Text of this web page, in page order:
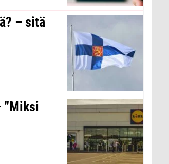
– sitä
”Miksi